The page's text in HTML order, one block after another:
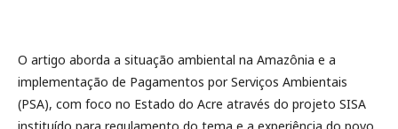
O artigo aborda a situação ambiental na Amazônia e a
implementação de Pagamentos por Serviços Ambientais
(PSA), com foco no Estado do Acre através do projeto SISA